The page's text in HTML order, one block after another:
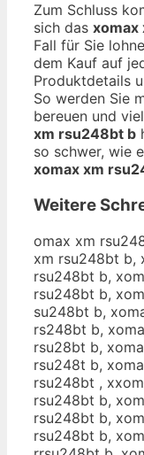
Zum Schluss
sich das xomax
Fall für Sie
dem Kauf auf
Produktdetails
So werden Sie
bereuen und
xm rsu248bt b
so schwer, wie
xomax xm
Weitere
omax xm
xm rsu248bt b,
rsu248bt b,
rsu248bt b,
su248bt b,
rs248bt b,
rsu28bt b,
rsu248t b,
rsu248bt ,
rsu248bt b,
rsu248bt b,
rsu248bt b,